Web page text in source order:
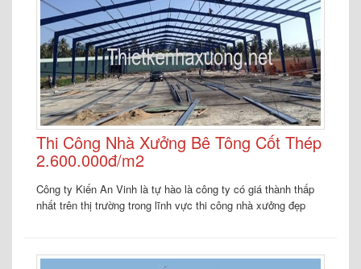
Thi Công Nhà Xưởng Bê Tông Cốt Thép
2.600.000đ/m2
Công ty Kiến An Vinh là tự hào là công ty có giá thành thấp
nhất trên thị trường trong lĩnh vực thi công nhà xưởng đẹp